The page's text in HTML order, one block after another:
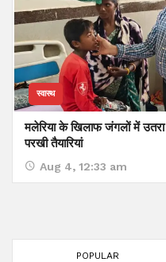
स्वास्थ
मलेरिया के खिलाफ जंगलों में
परखी तैयारियां
Aug 4, 12:33 am
POPULAR